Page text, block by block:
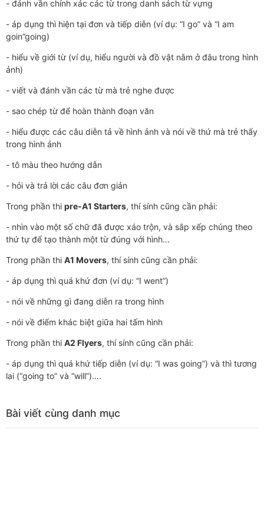
- đánh vần chính xác các từ trong danh sách từ vựng
- áp dụng thì hiện tại đơn và tiếp diễn (ví dụ: “I go” và “I am
goin”going)
- hiểu về giới từ (ví dụ, hiểu người và đồ vật nằm ở đâu trong hình
ảnh)
- viết và đánh vần các từ mà trẻ nghe được
- sao chép từ để hoàn thành đoạn văn
- hiểu được các câu diễn tả về hình ảnh và nói về thứ mà trẻ thấy
trong hình ảnh
- tô màu theo hướng dẫn
- hỏi và trả lời các câu đơn giản
Trong phần thi pre-A1 Starters, thí sính cũng cần phải:
- nhìn vào một số chữ đã được xáo trộn, và sắp xếp chúng theo
thứ tự để tạo thành một từ đúng với hình...
Trong phần thi A1 Movers, thí sính cũng cần phải:
- áp dụng thì quá khứ đơn (ví dụ: “I went”)
- nói về những gì đang diễn ra trong hình
- nói về điểm khác biệt giữa hai tấm hình
Trong phần thi A2 Flyers, thí sính cũng cần phải:
- áp dụng thì quá khứ tiếp diễn (ví dụ: “I was going”) và thì tương
lai (“going to” và “will”)….
Bài viết cùng danh mục